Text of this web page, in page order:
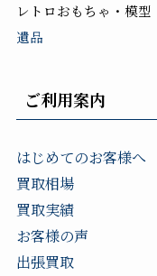
レトロおもちゃ・模型
遺品
ご利用案内
はじめてのお客様へ
買取相場
買取実績
お客様の声
出張買取